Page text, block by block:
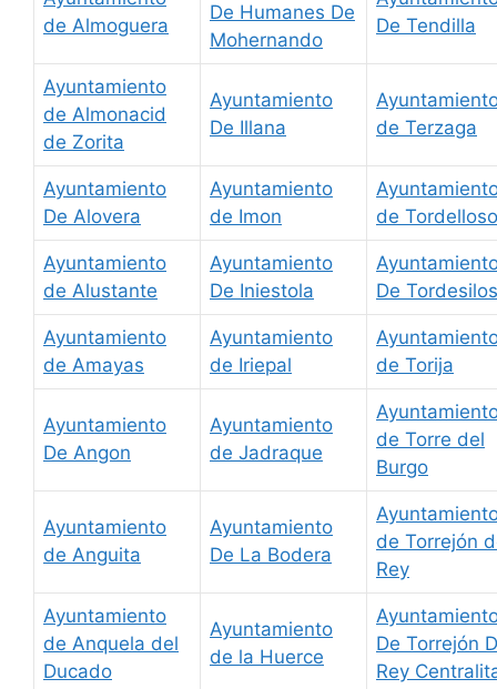
de Almoguera
De Humanes De
Mohernando
De Tendilla
Ayuntamiento
de Almonacid
de Zorita
Ayuntamiento
De Illana
de Terzaga
Ayuntamiento
De Alovera
Ayuntamiento
de Imon
de Tordelloso
Ayuntamiento
de Alustante
Ayuntamiento
De Iniestola
De Tordesilos
Ayuntamiento
de Amayas
Ayuntamiento
de Iriepal
de Torija
Ayuntamiento
De Angon
Ayuntamiento
de Jadraque
de Torre del
Burgo
Ayuntamiento
de Anguita
Ayuntamiento
De La Bodera
de Torrejón
Rey
Ayuntamiento
de Anquela del
Ducado
Ayuntamiento
de la Huerce
De Torrejón
Rey